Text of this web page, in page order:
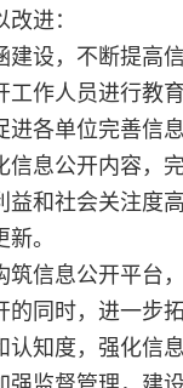
进：
建设，不断提高
工作人员进行教
各单位完善信息
信息公开内容，
益和社会关注度
。
筑信息公开平台
的同时，进一步
知度，强化信